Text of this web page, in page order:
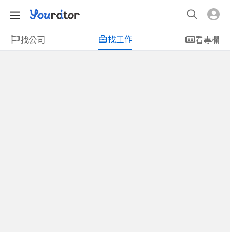
找公司 找工作 看專欄